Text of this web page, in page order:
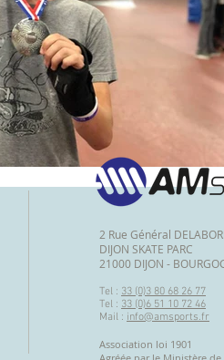
2 Rue Général
DIJON SKATE PARC
21000 DIJON -
Tel : 33 (0)3 80 68 26 77
Tel : 33 (0)6 51 10 72 46
Mail : info@amsports.fr
Association loi 1901
Agréée par le Ministère